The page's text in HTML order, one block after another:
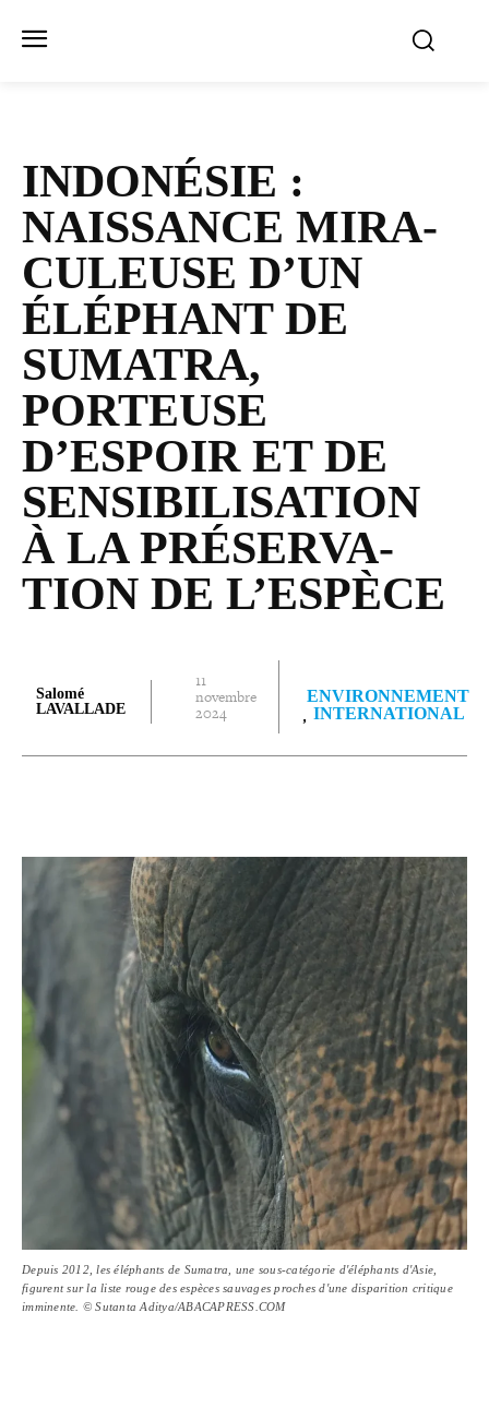
INDONÉSIE :
NAISSANCE MIRA­
CU­LEUSE D’UN
ÉLÉPHANT DE
SUMATRA,
PORTEUSE
D’ESPOIR ET DE
SEN­SI­BI­LI­SA­TION
À LA PRÉ­SER­VA­
TION DE L’ESPÈCE
Salomé
LAVALLADE
11
novembre
2024
ENVIRONNEMENT
INTERNATIONAL
Depuis 2012, les éléphants de Sumatra, une sous-catégorie d'éléphants d'Asie,
figurent sur la liste rouge des espèces sauvages proches d'une disparition critique
imminente. © Sutanta Aditya/ABACAPRESS.COM